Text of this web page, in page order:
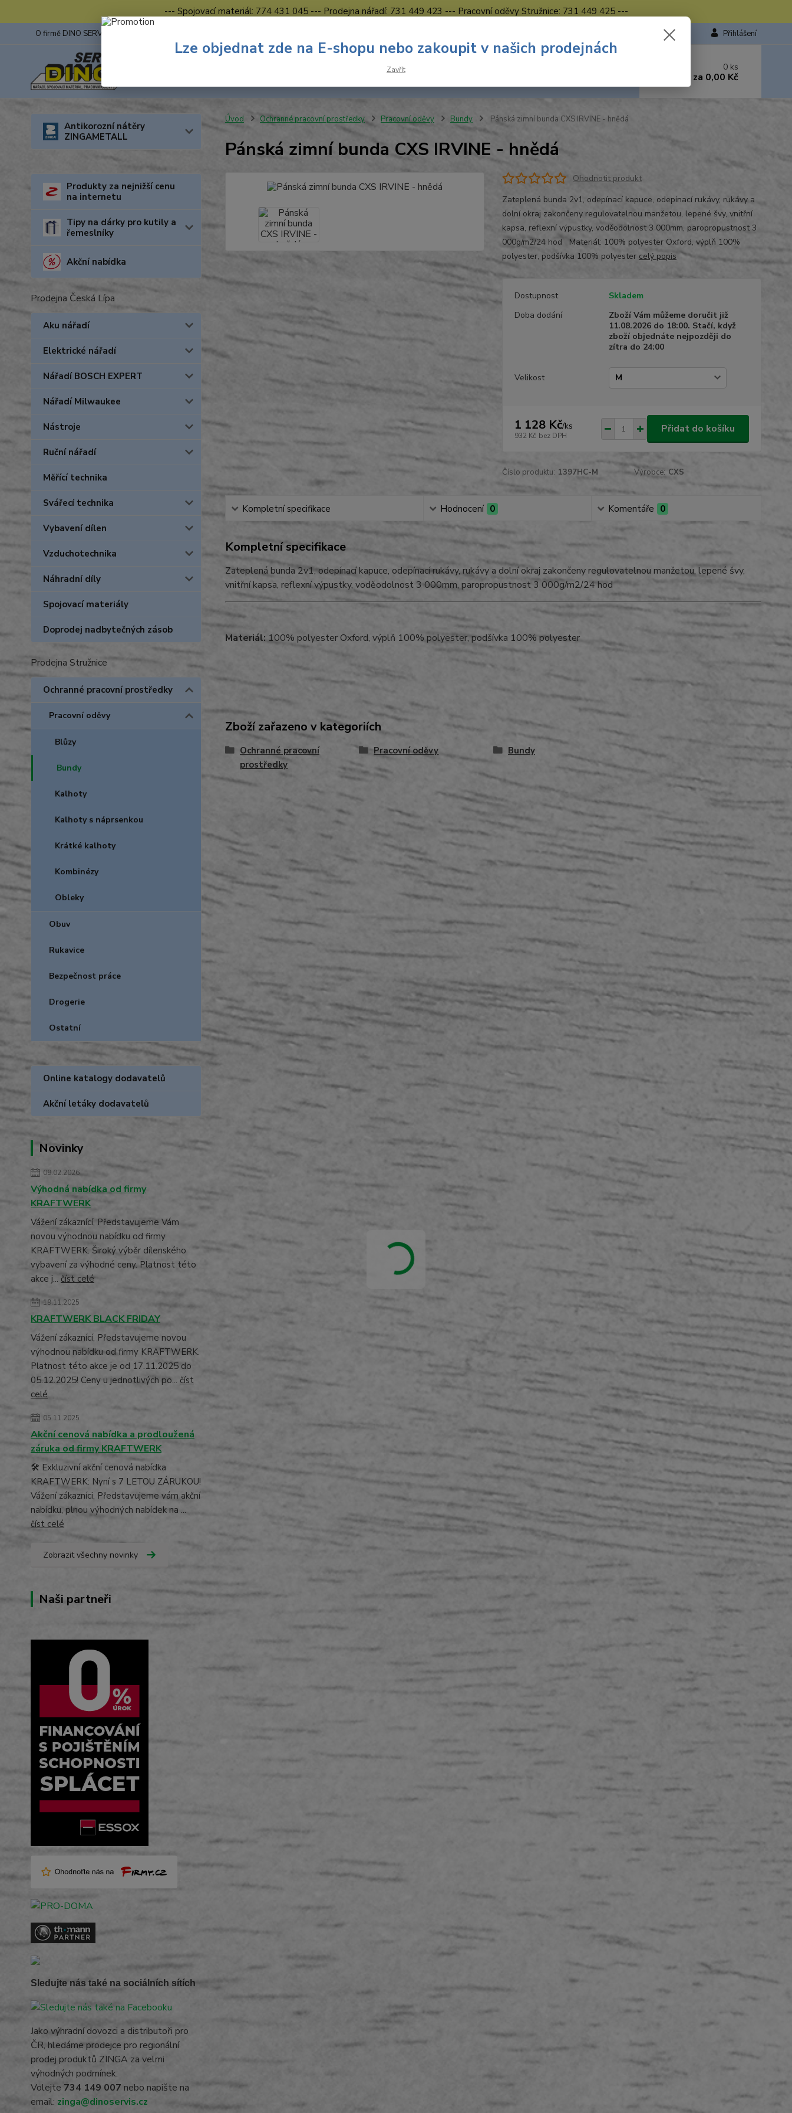
--- Spojovací materiál: 774 431 045 --- Prodejna nářadí: 731 449 423 --- Pracovní oděvy Stružnice: 731 449 425 ---
O firmě DINO SERVIS s.r.o. Přihlášení
Hledat
Nevíte si rady? Zavolejte.
0 ks
za 0,00 Kč
Antikorozní nátěry
ZINGAMETALL
Produkty za nejnižší cenu
na internetu
Tipy na dárky pro kutily a
řemeslníky
Akční nabídka
Prodejna Česká Lípa
Aku nářadí
Elektrické nářadí
Nářadí BOSCH EXPERT
Nářadí Milwaukee
Nástroje
Ruční nářadí
Měřící technika
Svářecí technika
Vybavení dílen
Vzduchotechnika
Náhradní díly
Spojovací materiály
Doprodej nadbytečných zásob
Prodejna Stružnice
Ochranné pracovní prostředky
Pracovní oděvy
Blůzy
Bundy
Kalhoty
Kalhoty s náprsenkou
Krátké kalhoty
Kombinézy
Obleky
Obuv
Rukavice
Bezpečnost práce
Drogerie
Ostatní
Online katalogy dodavatelů
Akční letáky dodavatelů
Novinky
09.02.2026
Výhodná nabídka od firmy
KRAFTWERK
Vážení zákaznící, Představujeme Vám
novou výhodnou nabídku od firmy
KRAFTWERK. Široký výběr dílenského
vybavení za výhodné ceny. Platnost této
akce j... číst celé
19.11.2025
KRAFTWERK BLACK FRIDAY
Vážení zákaznící, Představujeme novou
výhodnou nabídku od firmy KRAFTWERK.
Platnost této akce je od 17.11.2025 do
05.12.2025! Ceny u jednotlivých po... číst
celé
05.11.2025
Akční cenová nabídka a prodloužená
záruka od firmy KRAFTWERK
🛠️ Exkluzivní akční cenová nabídka
KRAFTWERK: Nyní s 7 LETOU ZÁRUKOU!
Vážení zákazníci, Představujeme vám akční
nabídku, plnou výhodných nabídek na ...
číst celé
Zobrazit všechny novinky
Naši partneři
Sledujte nás také na sociálních sítích
Jako výhradní dovozci a distributoři pro
ČR, hledáme prodejce pro regionální
prodej produktů ZINGA za velmi
výhodných podmínek.
Volejte 734 149 007 nebo napište na
email: zinga@dinoservis.cz
Úvod Ochranné pracovní prostředky Pracovní oděvy Bundy Pánská zimní bunda CXS IRVINE - hnědá
Pánská zimní bunda CXS IRVINE - hnědá
Ohodnotit produkt
Zateplená bunda 2v1, odepínací kapuce, odepínací rukávy, rukávy a
dolní okraj zakončeny regulovatelnou manžetou, lepené švy, vnitřní
kapsa, reflexní výpustky, voděodolnost 3 000mm, paropropustnost 3
000g/m2/24 hod Materiál: 100% polyester Oxford, výplň 100%
polyester, podšívka 100% polyester celý popis
Dostupnost
Skladem
Doba dodání
Zboží Vám můžeme doručit již
11.08.2026 do 18:00. Stačí, když
zboží objednáte nejpozději do
zítra do 24:00
Velikost
1 128 Kč/ks
932 Kč bez DPH
Přidat do košíku
Číslo produktu: 1397HC-M Výrobce: CXS
Kompletní specifikace Hodnocení 0 Komentáře 0
Kompletní specifikace
Zateplená bunda 2v1, odepínací kapuce, odepínací rukávy, rukávy a dolní okraj zakončeny regulovatelnou manžetou, lepené švy,
vnitřní kapsa, reflexní výpustky, voděodolnost 3 000mm, paropropustnost 3 000g/m2/24 hod
Materiál: 100% polyester Oxford, výplň 100% polyester, podšívka 100% polyester
Zboží zařazeno v kategoriích
Ochranné pracovní
prostředky
Pracovní oděvy Bundy
Lze objednat zde na E-shopu nebo zakoupit v našich prodejnách
Zavřít